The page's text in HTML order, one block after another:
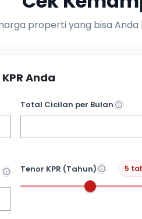
properti yang bisa
Anda
Total Cicilan per Bulan
Tenor KPR (Tahun) 5